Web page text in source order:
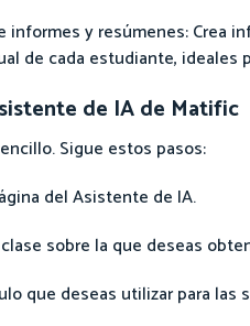
informes y resúmenes: Crea
de cada estudiante, ideales
de IA de Matific
Sigue estos pasos:
del Asistente de IA.
sobre la que deseas
que deseas utilizar para las